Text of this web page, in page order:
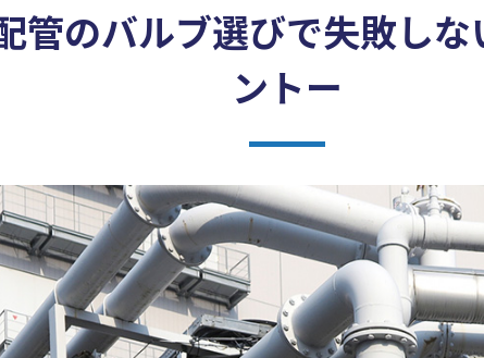
管のバルブ選びで失敗し
ントー